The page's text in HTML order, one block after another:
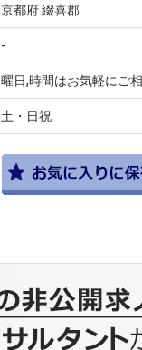
京都府 綴喜郡
-
曜日,時間はお気軽にご
土・日祝